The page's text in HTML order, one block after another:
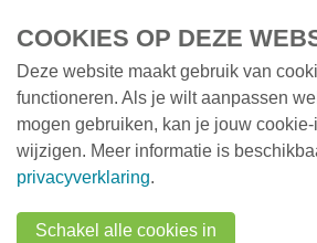
Milieunieuws
COOKIES OP DEZE
Deze website maakt gebruik van
functioneren. Als je wilt aanpassen
mogen gebruiken, kan je jouw
wijzigen. Meer informatie is
privacyverklaring.
Schakel alle cookies in